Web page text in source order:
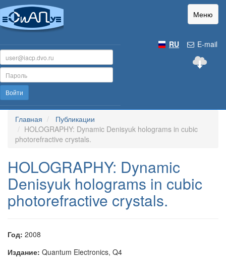
Меню
E-mail
RU
Войти
Главная
Публикации
HOLOGRAPHY: Dynamic Denisyuk holograms in cubic
photorefractive crystals.
HOLOGRAPHY: Dynamic
Denisyuk holograms in cubic
photorefractive crystals.
Год: 2008
Издание: Quantum Electronics, Q4